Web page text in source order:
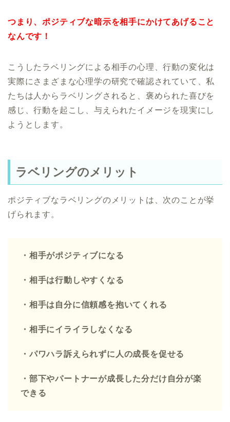
つまり、ポジティブな暗示を相手にかけてあげること
なんです！
こうしたラベリングによる相手の心理、行動の変化は
実際にさまざまな心理学の研究で確認されていて、私
たちは人からラベリングされると、褒められた喜びを
感じ、行動を起こし、与えられたイメージを現実にし
ようとします。
ラベリングのメリット
ポジティブなラベリングのメリットは、次のことが挙
げられます。
・相手がポジティブになる
・相手は行動しやすくなる
・相手は自分に信頼感を抱いてくれる
・相手にイライラしなくなる
・パワハラ訴えられずに人の成長を促せる
・部下やパートナーが成長した分だけ自分が楽
できる